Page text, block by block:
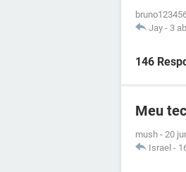
Jay - 3
146
Meu
mush - 20
Israel -